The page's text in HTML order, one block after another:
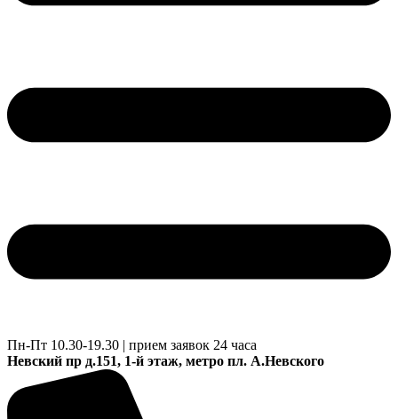
Пн-Пт 10.30-19.30 | прием заявок 24 часа
Невский пр д.151, 1-й этаж, метро пл. А.Невского